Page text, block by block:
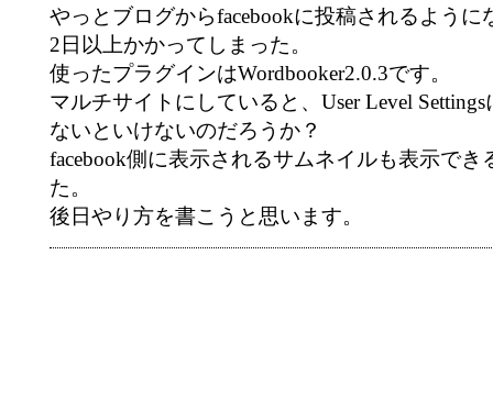
やっとブログからfacebookに投稿されるように
2日以上かかってしまった。
使ったプラグインはWordbooker2.0.3です。
マルチサイトにしていると、User Level
ないといけないのだろうか？
facebook側に表示されるサムネイルも表示でき
た。
後日やり方を書こうと思います。